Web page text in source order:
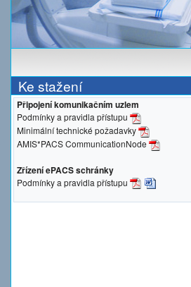
Ke stažení
Připojení komunikačním uzlem
Podmínky a pravidla přístupu
Minimální technické požadavky
AMIS*PACS CommunicationNode
Zřízení ePACS schránky
Podmínky a pravidla přístupu